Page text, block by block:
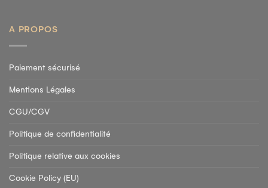
A PROPOS
Paiement sécurisé
Mentions Légales
CGU/CGV
Politique de confidentialité
Politique relative aux cookies
Cookie Policy (EU)